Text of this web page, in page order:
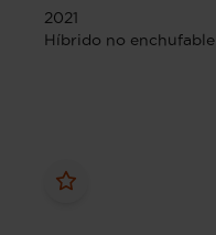
2021
Híbrido no enchufable